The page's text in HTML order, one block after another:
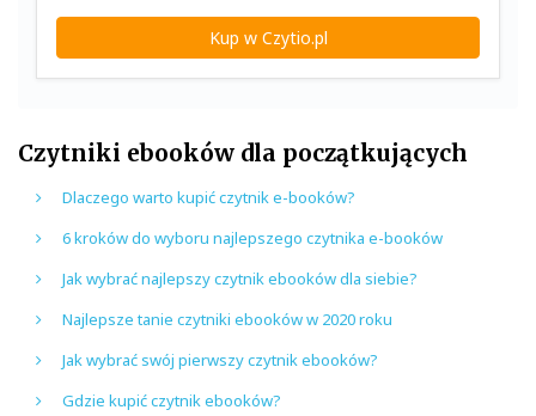
Kup w Czytio.pl
Czytniki ebooków dla początkujących
Dlaczego warto kupić czytnik e-booków?
6 kroków do wyboru najlepszego czytnika e-booków
Jak wybrać najlepszy czytnik ebooków dla siebie?
Najlepsze tanie czytniki ebooków w 2020 roku
Jak wybrać swój pierwszy czytnik ebooków?
Gdzie kupić czytnik ebooków?